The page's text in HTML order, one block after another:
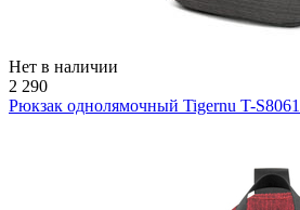
Нет в наличии
2 290
Рюкзак однолямочный Tigernu T-